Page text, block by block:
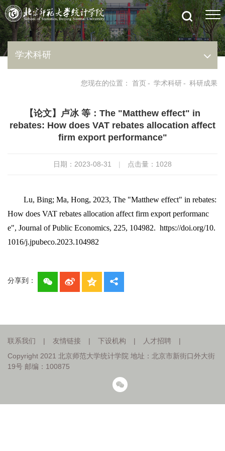
学术科研
您现在的位置： 首页- 学术科研- 科研成果
【论文】卢冰 等：The "Matthew effect" in
rebates: How does VAT rebates allocation affect
firm export performance"
日期：2023-08-31 | 点击量： 1028
Lu, Bing; Ma, Hong, 2023, The "Matthew effect" in rebates:
How does VAT rebates allocation affect firm export performanc
e", Journal of Public Economics, 225, 104982. https://doi.org/10.
1016/j.jpubeco.2023.104982
分享到：
联系我们 | 友情链接 | 下设机构 | 人才招聘
|
Copyright 2021 北京师范大学统计学院 地址：北京市新街口外大街
19号 邮编：100875